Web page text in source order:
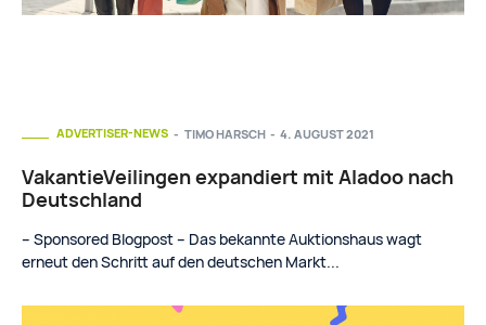
ADVERTISER-NEWS
VakantieVeilingen expandiert mit Aladoo nach
Deutschland
TIMO HARSCH - 4. AUGUST 2021
– Sponsored Blogpost – Das bekannte Auktionshaus wagt
erneut den Schritt auf den deutschen Markt...